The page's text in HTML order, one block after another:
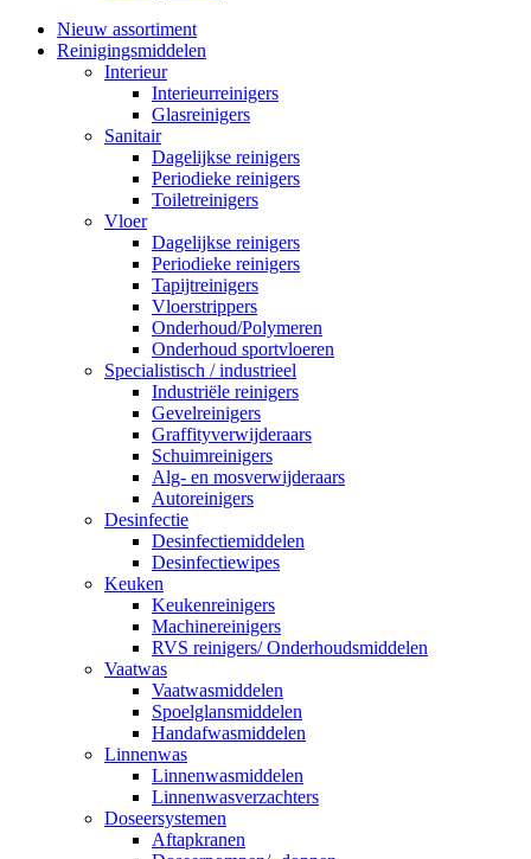
Nieuw assortiment
Reinigingsmiddelen
Interieur
Interieurreinigers
Glasreinigers
Sanitair
Dagelijkse reinigers
Periodieke reinigers
Toiletreinigers
Vloer
Dagelijkse reinigers
Periodieke reinigers
Tapijtreinigers
Vloerstrippers
Onderhoud/Polymeren
Onderhoud sportvloeren
Specialistisch / industrieel
Industriële reinigers
Gevelreinigers
Graffityverwijderaars
Schuimreinigers
Alg- en mosverwijderaars
Autoreinigers
Desinfectie
Desinfectiemiddelen
Desinfectiewipes
Keuken
Keukenreinigers
Machinereinigers
RVS reinigers/ Onderhoudsmiddelen
Vaatwas
Vaatwasmiddelen
Spoelglansmiddelen
Handafwasmiddelen
Linnenwas
Linnenwasmiddelen
Linnenwasverzachters
Doseersystemen
Aftapkranen